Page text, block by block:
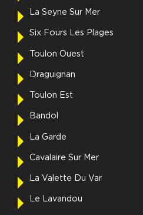
La Seyne Sur Mer
Six Fours Les Plages
Toulon Ouest
Draguignan
Toulon Est
Bandol
La Garde
Cavalaire Sur Mer
La Valette Du Var
Le Lavandou